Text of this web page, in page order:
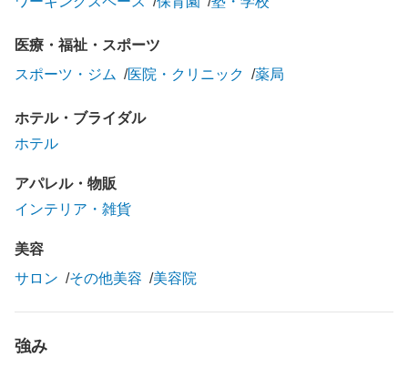
医療・福祉・スポーツ
スポーツ・ジム
医院・クリニック 薬局
ホテル・ブライダル
ホテル
アパレル・物販
インテリア・雑貨
美容
サロン
その他美容 美容院
強み